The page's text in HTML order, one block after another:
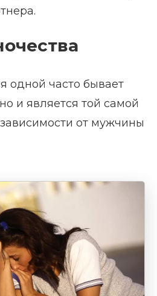
одной часто бывает
и является той самой
от мужчины